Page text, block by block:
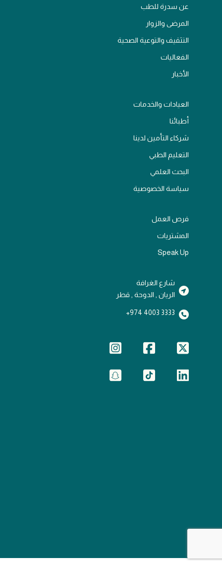
عن سدرة للطب
المرضى والزوار
التثقيف والتوعية الصحية
الفعاليات
الأخبار
العيادات والخدمات
أطبائنا
شركاء التأمين لدينا
التعليم الطبي
البحث العلمي
سياسة الخصوصية
فرص العمل
المشتريات
Speak Up
شارع الغرافة
الريان , الدوحة , قطر
3333 4003 974+